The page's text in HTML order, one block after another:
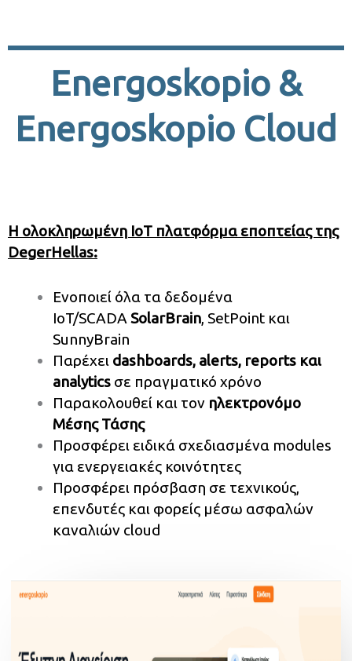
Energoskopio &
Energoskopio Cloud
Η ολοκληρωμένη IoT πλατφόρμα εποπτείας της
DegerHellas:
Ενοποιεί όλα τα δεδομένα
IoT/SCADA SolarBrain, SetPoint και
SunnyBrain
Παρέχει dashboards, alerts, reports και
analytics σε πραγματικό χρόνο
Παρακολουθεί και τον ηλεκτρονόμο
Μέσης Τάσης
Προσφέρει ειδικά σχεδιασμένα modules
για ενεργειακές κοινότητες
Προσφέρει πρόσβαση σε τεχνικούς,
επενδυτές και φορείς μέσω ασφαλών
καναλιών cloud